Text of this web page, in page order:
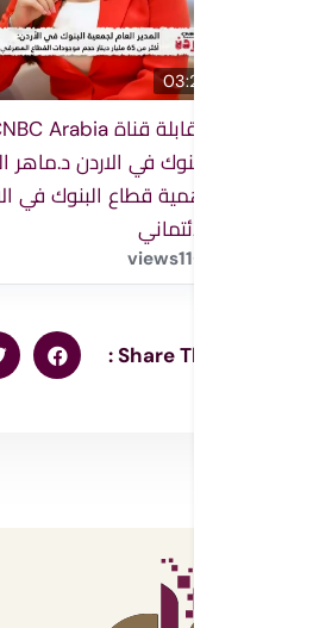
03:23
البنوك في الاردن
اهمية قطاع البنوك في
الائتماني
11
views
Share This :